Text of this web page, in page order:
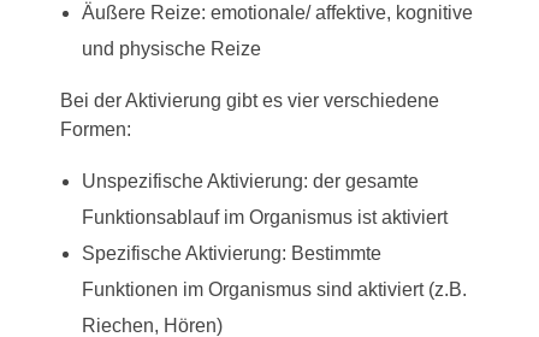
Äußere Reize: emotionale/ affektive, kognitive
und physische Reize
Bei der Aktivierung gibt es vier verschiedene
Formen:
Unspezifische Aktivierung: der gesamte
Funktionsablauf im Organismus ist aktiviert
Spezifische Aktivierung: Bestimmte
Funktionen im Organismus sind aktiviert (z.B.
Riechen, Hören)